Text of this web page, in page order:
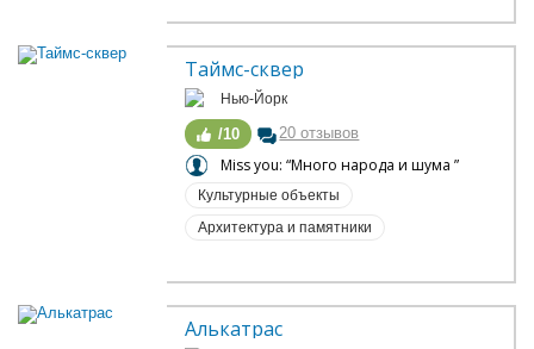
Таймс-сквер
Нью-Йорк
/10 20 отзывов
Miss you: “Много народа и шума ”
Культурные объекты
Архитектура и памятники
Алькатрас